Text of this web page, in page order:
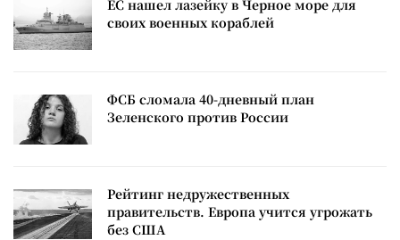
ЕС нашел лазейку в Черное море для
своих военных кораблей
ФСБ сломала 40-дневный план
Зеленского против России
Рейтинг недружественных
правительств. Европа учится угрожать
без США